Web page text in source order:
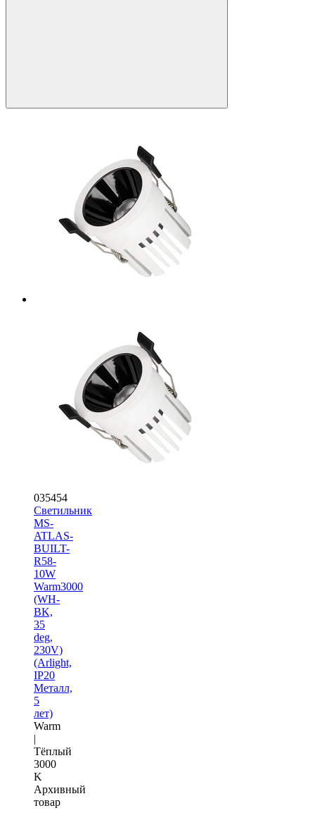
035454
Светильник
MS-
ATLAS-
BUILT-
R58-
10W
Warm3000
(WH-
BK,
35
deg,
230V)
(Arlight,
IP20
Металл,
5
лет)
Warm
|
Тёплый
3000
K
Архивный
товар